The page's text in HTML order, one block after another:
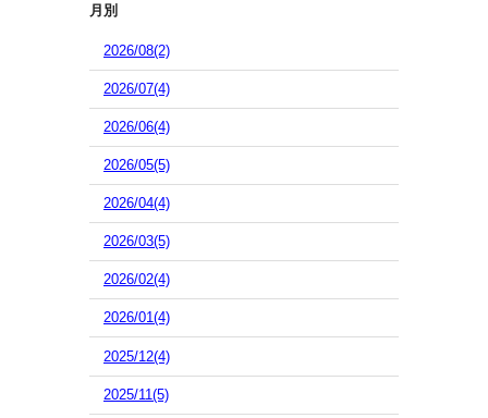
月別
2026/08(2)
2026/07(4)
2026/06(4)
2026/05(5)
2026/04(4)
2026/03(5)
2026/02(4)
2026/01(4)
2025/12(4)
2025/11(5)